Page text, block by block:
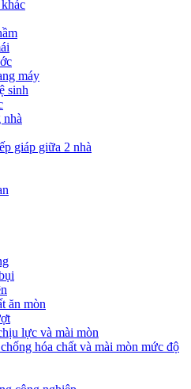
máy
sinh
nhà
giáp giữa 2 nhà
ăn mòn
lực và mài mòn
hóa chất và mài mòn mức độ